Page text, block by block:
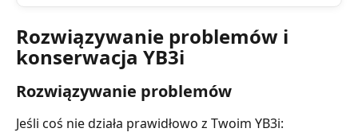
Rozwiązywanie problemów i
konserwacja YB3i
Rozwiązywanie problemów
Jeśli coś nie działa prawidłowo z Twoim YB3i: